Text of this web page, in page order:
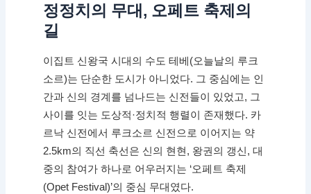
정정치의 무대, 오페트 축제의
길
이집트 신왕국 시대의 수도 테베(오늘날의 루크
소르)는 단순한 도시가 아니었다. 그 중심에는 인
간과 신의 경계를 넘나드는 신전들이 있었고, 그
사이를 잇는 도상적·정치적 행렬이 존재했다. 카
르낙 신전에서 루크소르 신전으로 이어지는 약
2.5km의 직선 축선은 신의 현현, 왕권의 갱신, 대
중의 참여가 하나로 어우러지는 ‘오페트 축제
(Opet Festival)’의 중심 무대였다.